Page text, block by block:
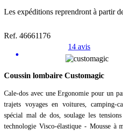
Les expéditions reprendront à partir
Ref. 46661176
14 avis
Coussin lombaire Customagic
Cale-dos avec une Ergonomie pour un
trajets voyages en voitures, camping-
spécial mal de dos, soulage les
technologie Visco-élastique - Mousse à